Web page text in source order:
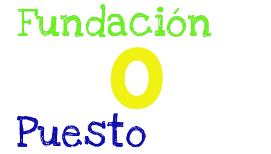
Fundación
Puesto
0